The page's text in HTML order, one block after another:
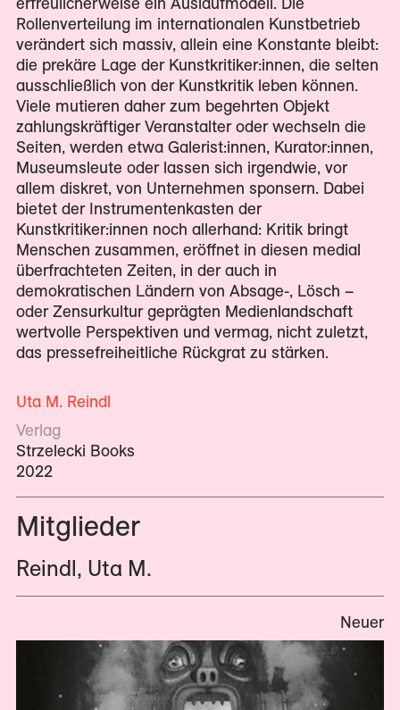
Rollenverteilung im internationalen Kunstbetrieb
verändert sich massiv, allein eine Konstante bleibt:
die prekäre Lage der Kunstkritiker:innen, die selten
ausschließlich von der Kunstkritik leben können.
Viele mutieren daher zum begehrten Objekt
zahlungskräftiger Veranstalter oder wechseln die
Seiten, werden etwa Galerist:innen, Kurator:innen,
Museumsleute oder lassen sich irgendwie, vor
allem diskret, von Unternehmen sponsern. Dabei
bietet der Instrumentenkasten der
Kunstkritiker:innen noch allerhand: Kritik bringt
Menschen zusammen, eröffnet in diesen medial
überfrachteten Zeiten, in der auch in
demokratischen Ländern von Absage-, Lösch –
oder Zensurkultur geprägten Medienlandschaft
wertvolle Perspektiven und vermag, nicht zuletzt,
das pressefreiheitliche Rückgrat zu stärken.
Uta M. Reindl
Verlag
Strzelecki Books
2022
Mitglieder
Reindl, Uta M.
Neuer